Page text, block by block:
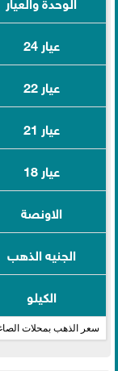
عيار 24
عيار 22
عيار 21
عيار 18
الاونصة
الجنيه الذهب
الكيلو
سعر الذهب بمحلات